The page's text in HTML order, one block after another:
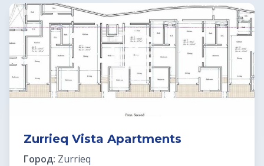
Zurrieq Vista Apartments
Город: Zurrieq